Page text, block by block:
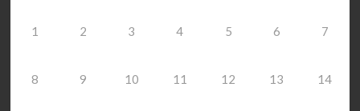
1 2 3 4 5 6 7
8 9 10 11 12 13 14